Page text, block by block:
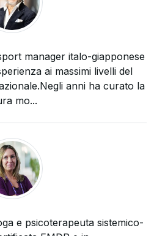
manager italo-giapponese
ai massimi livelli del
anni ha curato la
mo...
e psicoterapeuta sistemico-